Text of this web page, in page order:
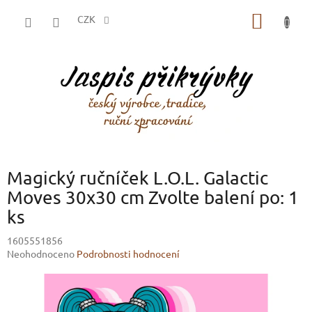
CZK
Magický ručníček L.O.L. Galactic
Moves 30x30 cm Zvolte balení po: 1
ks
1605551856
Průměrné
Neohodnoceno Podrobnosti hodnocení